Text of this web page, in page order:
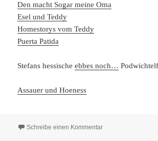
Den macht Sogar meine Oma
Esel und Teddy
Homestorys vom Teddy
Puerta Patida
Stefans hessischeebbes noch…
Assauer und Hoeness
Schreibe einen Kommentarzu WR 012 Mit